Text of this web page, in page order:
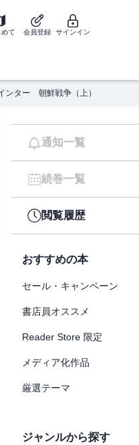
て 会員登録 サインイン
ンター 朝鮮戦争（上）
通知一覧
続巻一覧
閲覧履歴
おすすめの本
セール・キャンペーン
書店員オススメ
Reader Store 限定
メディア化作品
厳選テーマ
ジャンルから探す